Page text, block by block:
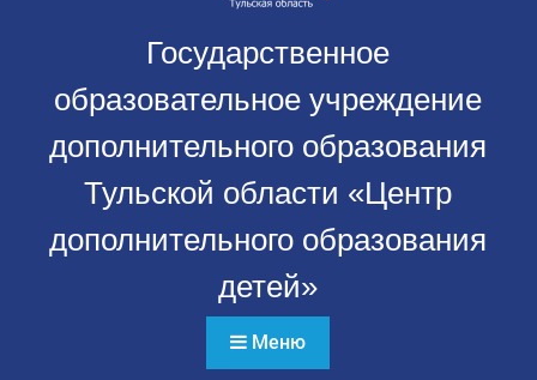
Государственное
образовательное учреждение
дополнительного образования
Тульской области «Центр
дополнительного образования
детей»
Меню